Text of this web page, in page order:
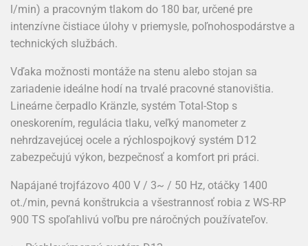
l/min) a pracovným tlakom do 180 bar, určené pre
intenzívne čistiace úlohy v priemysle, poľnohospodárstve a
technických službách.
Vďaka možnosti montáže na stenu alebo stojan sa
zariadenie ideálne hodí na trvalé pracovné stanovištia.
Lineárne čerpadlo Kränzle, systém Total-Stop s
oneskorením, regulácia tlaku, veľký manometer z
nehrdzavejúcej ocele a rýchlospojkový systém D12
zabezpečujú výkon, bezpečnosť a komfort pri práci.
Napájané trojfázovo 400 V / 3~ / 50 Hz, otáčky 1400
ot./min, pevná konštrukcia a všestrannosť robia z WS-RP
900 TS spoľahlivú voľbu pre náročných používateľov.